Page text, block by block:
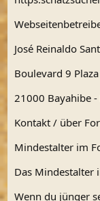
José Reinaldo
Boulevard 9
21000 Bayahibe -
Kontakt / über
Mindestalter im
Das Mindestalter
Wenn du jünger